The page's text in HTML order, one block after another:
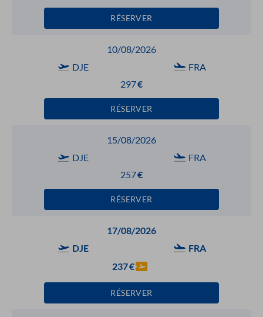
RÉSERVER
10/08/2026
DJE
FRA
297€
RÉSERVER
15/08/2026
DJE
FRA
257€
RÉSERVER
17/08/2026
DJE
FRA
237€
RÉSERVER